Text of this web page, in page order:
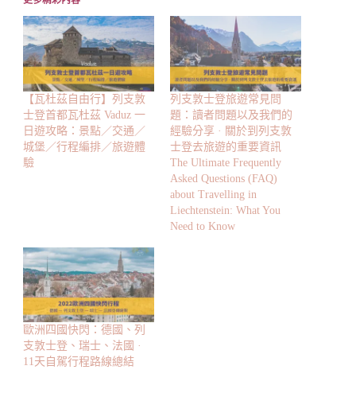
【瓦杜茲自由行】列支敦
士登首都瓦杜茲 Vaduz 一
日遊攻略：景點／交通／
城堡／行程編排／旅遊體
驗
列支敦士登旅遊常見問
題：讀者問題以及我們的
經驗分享 · 關於到列支敦
士登去旅遊的重要資訊
The Ultimate Frequently
Asked Questions (FAQ)
about Travelling in
Liechtenstein: What You
Need to Know
歐洲四國快閃：德國、列
支敦士登、瑞士、法國 ·
11天自駕行程路線總結